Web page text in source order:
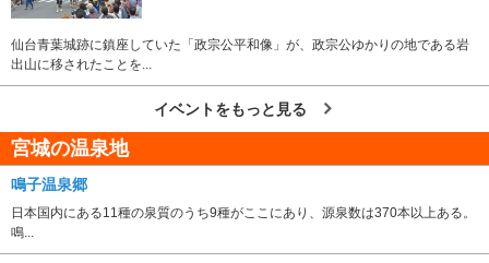
仙台青葉城跡に鎮座していた「政宗公平和像」が、政宗公ゆかりの地である岩
出山に移されたことを...
イベントをもっと見る
宮城の温泉地
鳴子温泉郷
日本国内にある11種の泉質のうち9種がここにあり、源泉数は370本以上ある。
鳴...